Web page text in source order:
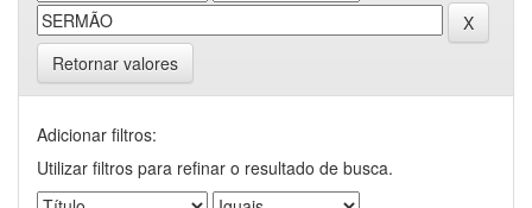
Retornar valores
Adicionar filtros:
Utilizar filtros para refinar o resultado de busca.